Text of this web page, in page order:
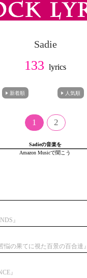
Sadie
133 lyrics
新着順 人気順
1 2
Sadieの音楽を
Amazon Musicで聞こう
』
悩の果てに視た百景の百合達』
』